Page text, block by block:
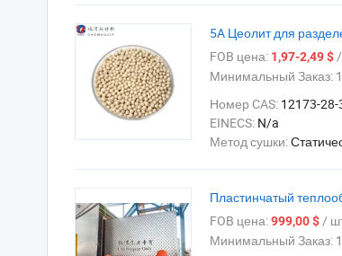
5A Цеолит для
FOB цена: 1,97-2,49 $
Минимальный Заказ:
Номер CAS: 12173-
EINECS: N/a
Метод сушки:
Пластинчатый
FOB цена:999,00 $/
Минимальный Заказ: